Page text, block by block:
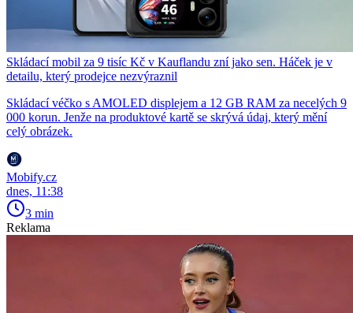
Skládací mobil za 9 tisíc Kč v Kauflandu zní jako sen. Háček je v
detailu, který prodejce nezvýraznil
Skládací véčko s AMOLED displejem a 12 GB RAM za necelých 9
000 korun. Jenže na produktové kartě se skrývá údaj, který mění
celý obrázek.
Mobify.cz
dnes, 11:38
3 min
Reklama